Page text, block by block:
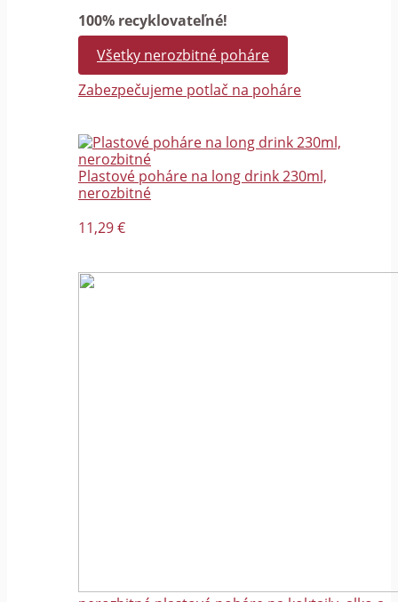
100% recyklovateľné!
Všetky nerozbitné poháre
Zabezpečujeme potlač na poháre
Plastové poháre na long drink 230ml,
nerozbitné
11,29 €